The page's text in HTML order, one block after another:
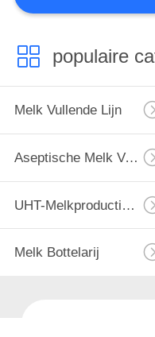
populaire
Melk Vullende Lijn
Aseptische Melk Vullende Lijn
UHT-Melkproductielijn
Melk Bottelarij